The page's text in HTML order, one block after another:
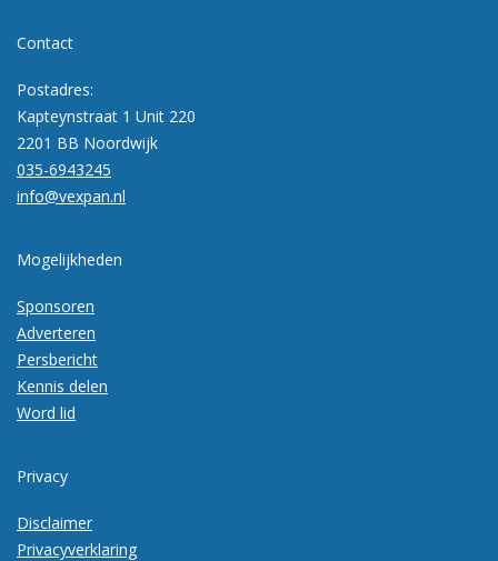
Contact
Postadres:
Kapteynstraat 1 Unit 220
2201 BB Noordwijk
035-6943245
info@vexpan.nl
Mogelijkheden
Sponsoren
Adverteren
Persbericht
Kennis delen
Word lid
Privacy
Disclaimer
Privacyverklaring